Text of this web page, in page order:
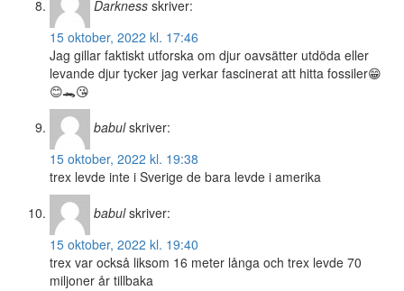
Darkness skriver:
15 oktober, 2022 kl. 17:46
Jag gillar faktiskt utforska om djur oavsätter utdöda eller
levande djur tycker jag verkar fascinerat att hitta fossiler😁
😊🐊😘
babul skriver:
15 oktober, 2022 kl. 19:38
trex levde inte i Sverige de bara levde i amerika
babul skriver:
15 oktober, 2022 kl. 19:40
trex var också liksom 16 meter långa och trex levde 70
miljoner år tillbaka